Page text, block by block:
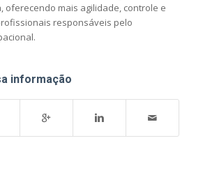
oferecendo mais agilidade, controle e
responsáveis pelo
informação